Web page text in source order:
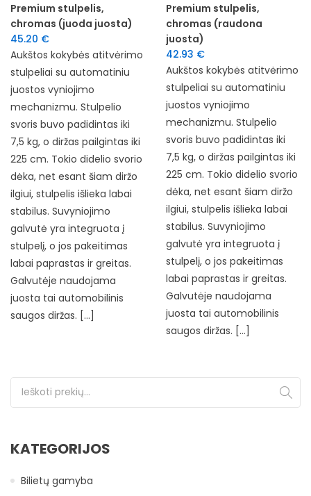
Premium stulpelis,
chromas (juoda juosta)
45.20 €
Aukštos kokybės atitvėrimo
stulpeliai su automatiniu
juostos vyniojimo
mechanizmu. Stulpelio
svoris buvo padidintas iki
7,5 kg, o diržas pailgintas iki
225 cm. Tokio didelio svorio
dėka, net esant šiam diržo
ilgiui, stulpelis išlieka labai
stabilus. Suvyniojimo
galvutė yra integruota į
stulpelį, o jos pakeitimas
labai paprastas ir greitas.
Galvutėje naudojama
juosta tai automobilinis
saugos diržas. […]
Premium stulpelis,
chromas (raudona
juosta)
42.93 €
Aukštos kokybės atitvėrimo
stulpeliai su automatiniu
juostos vyniojimo
mechanizmu. Stulpelio
svoris buvo padidintas iki
7,5 kg, o diržas pailgintas iki
225 cm. Tokio didelio svorio
dėka, net esant šiam diržo
ilgiui, stulpelis išlieka labai
stabilus. Suvyniojimo
galvutė yra integruota į
stulpelį, o jos pakeitimas
labai paprastas ir greitas.
Galvutėje naudojama
juosta tai automobilinis
saugos diržas. […]
Ieškoti:
KATEGORIJOS
Bilietų gamyba